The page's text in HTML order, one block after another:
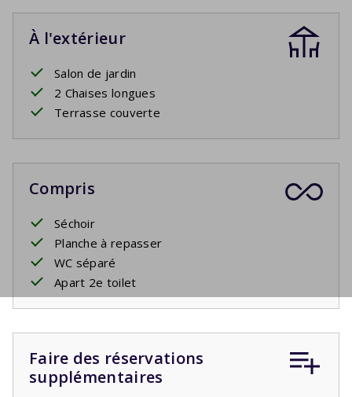
À l'extérieur
Salon de jardin
2 Chaises longues
Terrasse couverte
Compris
Séchoir
Planche à repasser
WC séparé
Apart 2e toilet
Faire des réservations
supplémentaires